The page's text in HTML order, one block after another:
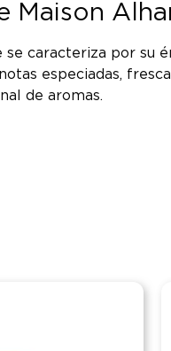
Maison
caracteriza por su
especiadas,
de aromas.